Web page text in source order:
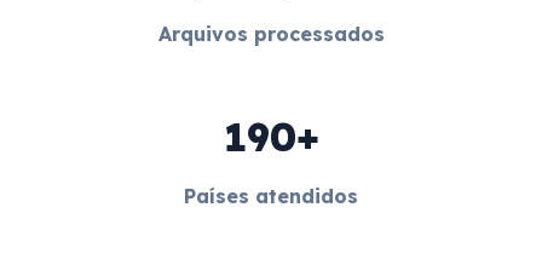
Arquivos processados
190+
Países atendidos